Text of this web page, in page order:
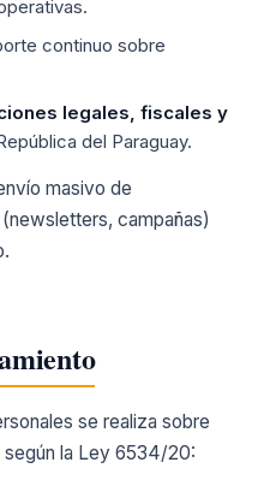
continuo sobre
legales, fiscales y
del Paraguay.
masivo de
campañas)
se realiza sobre
según la Ley 6534/20: